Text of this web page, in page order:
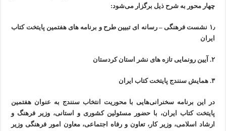
چهار محور به شرح ذیل برگزار می‌شود:
۱٫ نشست فرهنگی – رسانه ای تبیین طرح و برنامه های هفتمین پایتخت کتاب
ایران
۲. آیین رونمایی تازه های نشر استان کردستان
۳. همایش سنندج پایتخت کتاب ایران
در این برنامه سخنرانی‌هایی با محوریت انتخاب سنندج به عنوان هفتمین
پایتخت کتاب ایران، با حضور مسئولین کشوری و استانی، وزیر فرهنگ و
ارشاد اسلامی، وزیر کار، تعاون و رفاه اجتماعی، معاون امور فرهنگی وزیر